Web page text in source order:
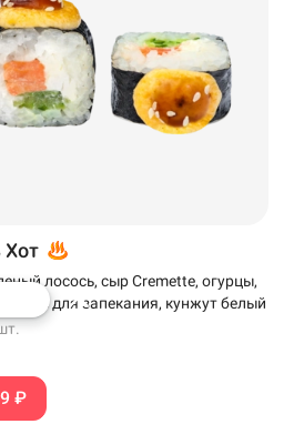
Хот
лосось, сыр Cremette, огурцы,
соус для запекания, кунжут белый
₽